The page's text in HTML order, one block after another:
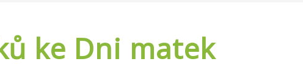
ke Dni matek